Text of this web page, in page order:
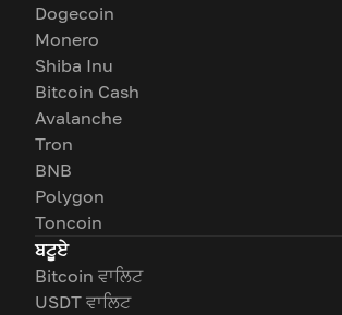
Dogecoin
Monero
Shiba Inu
Bitcoin Cash
Avalanche
Tron
BNB
Polygon
Toncoin
ਬਟੂਏ
Bitcoin ਵਾਲਿਟ
USDT ਵਾਲਿਟ